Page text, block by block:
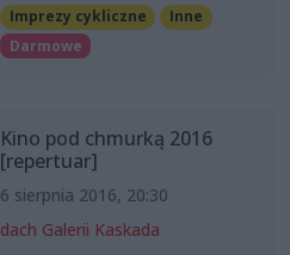
Imprezy cykliczne
Inne
Darmowe
Kino pod chmurką 2016
[repertuar]
6 sierpnia 2016, 20:30
dach Galerii Kaskada